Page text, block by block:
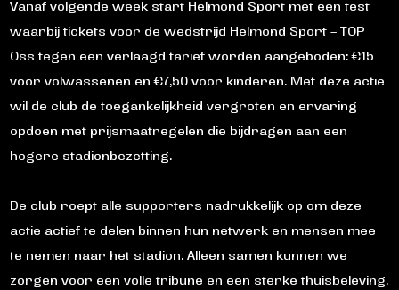
Vanaf volgende week start Helmond Sport met een test
waarbij tickets voor de wedstrijd Helmond Sport – TOP
Oss tegen een verlaagd tarief worden aangeboden: €15
voor volwassenen en €7,50 voor kinderen. Met deze actie
wil de club de toegankelijkheid vergroten en ervaring
opdoen met prijsmaatregelen die bijdragen aan een
hogere stadionbezetting.
De club roept alle supporters nadrukkelijk op om deze
actie actief te delen binnen hun netwerk en mensen mee
te nemen naar het stadion. Alleen samen kunnen we
zorgen voor een volle tribune en een sterke thuisbeleving.